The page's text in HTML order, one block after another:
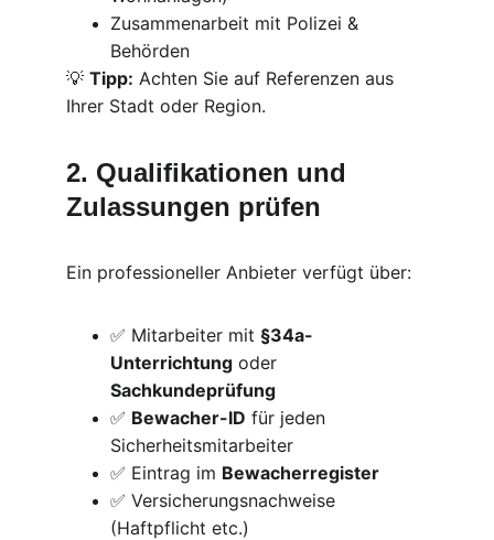
Zusammenarbeit mit Polizei &
Behörden
💡 Tipp: Achten Sie auf Referenzen aus
Ihrer Stadt oder Region.
2. Qualifikationen und
Zulassungen prüfen
Ein professioneller Anbieter verfügt über:
✅ Mitarbeiter mit §34a-
Unterrichtung oder
Sachkundeprüfung
✅ Bewacher-ID für jeden
Sicherheitsmitarbeiter
✅ Eintrag im Bewacherregister
✅ Versicherungsnachweise
(Haftpflicht etc.)